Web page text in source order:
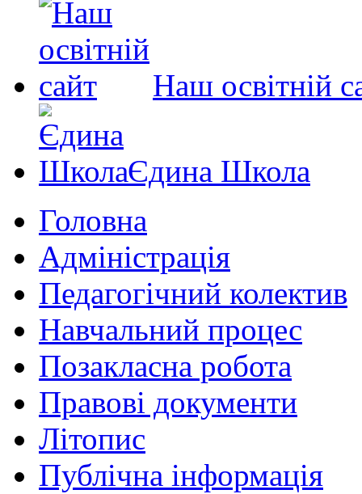
Наш освітній
Єдина Школа
Головна
Адміністрація
Педагогічний колектив
Навчальний процес
Позакласна робота
Правові документи
Літопис
Публічна інформація